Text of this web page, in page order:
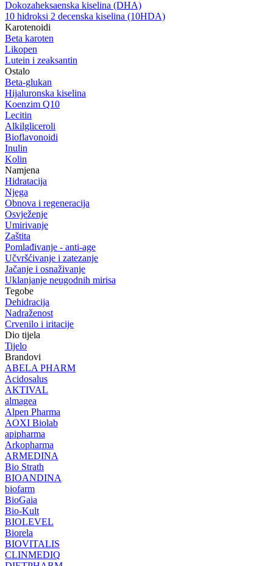
Dokozaheksaenska kiselina (DHA)
10 hidroksi 2 decenska kiselina (10HDA)
Karotenoidi
Beta karoten
Likopen
Lutein i zeaksantin
Ostalo
Beta-glukan
Hijaluronska kiselina
Koenzim Q10
Lecitin
Alkilgliceroli
Bioflavonoidi
Inulin
Kolin
Namjena
Hidratacija
Njega
Obnova i regeneracija
Osvježenje
Umirivanje
Zaštita
Pomlađivanje - anti-age
Učvršćivanje i zatezanje
Jačanje i osnaživanje
Uklanjanje neugodnih mirisa
Tegobe
Dehidracija
Nadraženost
Crvenilo i iritacije
Dio tijela
Tijelo
Brandovi
ABELA PHARM
Acidosalus
AKTIVAL
almagea
Alpen Pharma
AOXI Biolab
apipharma
Arkopharma
ARMEDINA
Bio Strath
BIOANDINA
biofarm
BioGaia
Bio-Kult
BIOLEVEL
Biorela
BIOVITALIS
CLINMEDIQ